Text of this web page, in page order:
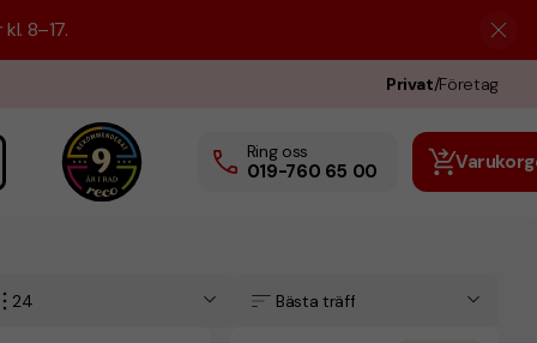
8–17.
Privat/Företag
Ring oss
019-760 65 00
24 Bästa träff